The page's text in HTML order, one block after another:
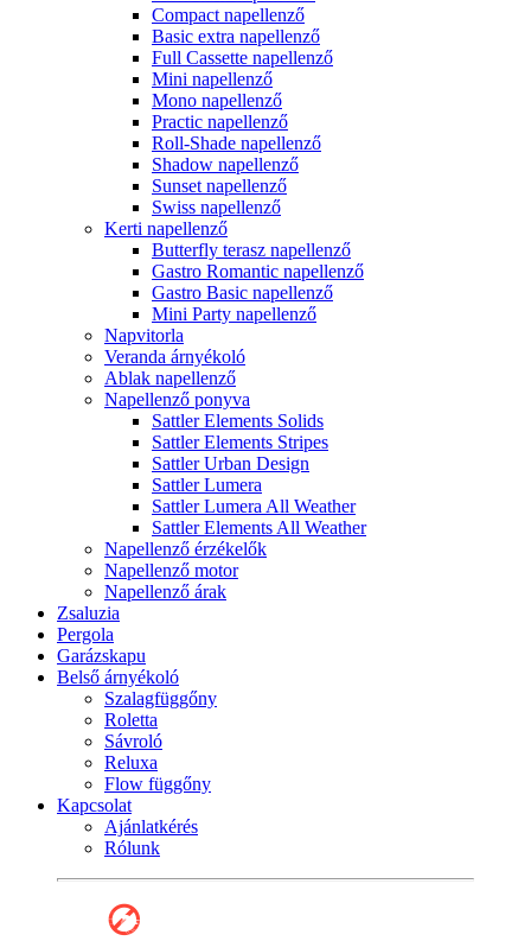
Compact napellenző
Basic extra napellenző
Full Cassette napellenző
Mini napellenző
Mono napellenző
Practic napellenző
Roll-Shade napellenző
Shadow napellenző
Sunset napellenző
Swiss napellenző
Kerti napellenző
Butterfly terasz napellenző
Gastro Romantic napellenző
Gastro Basic napellenző
Mini Party napellenző
Napvitorla
Veranda árnyékoló
Ablak napellenző
Napellenző ponyva
Sattler Elements Solids
Sattler Elements Stripes
Sattler Urban Design
Sattler Lumera
Sattler Lumera All Weather
Sattler Elements All Weather
Napellenző érzékelők
Napellenző motor
Napellenző árak
Zsaluzia
Pergola
Garázskapu
Belső árnyékoló
Szalagfüggőny
Roletta
Sávroló
Reluxa
Flow függőny
Kapcsolat
Ajánlatkérés
Rólunk